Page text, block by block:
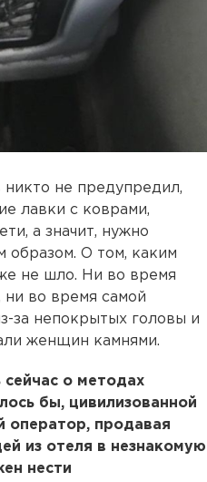
не предупредил,
лавки с коврами,
а значит, нужно
образом. О том, каким
не шло. Ни во время
ни во время самой
за непокрытых головы и
женщин камнями.
о методах
бы, цивилизованной
оператор, продавая
из отеля в незнакомую
нести